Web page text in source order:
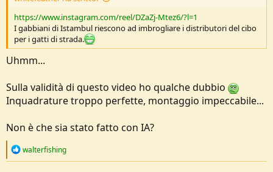
https://www.instagram.com/reel/DZaZj-Mtez6/?l=1
I gabbiani di Istambul riescono ad imbrogliare i distributori del cibo
per i gatti di strada.
Uhmm...
Sulla validità di questo video ho qualche dubbio
Inquadrature troppo perfette, montaggio impeccabile...
Non è che sia stato fatto con IA?
R
walterfishing